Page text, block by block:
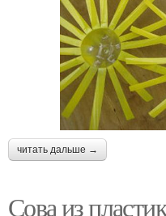
читать дальше →
Сова из